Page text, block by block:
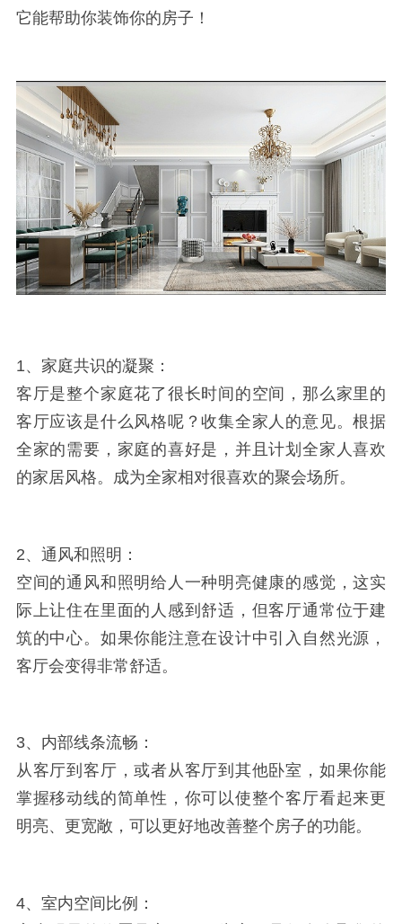
它能帮助你装饰你的房子！
1、家庭共识的凝聚：
客厅是整个家庭花了很长时间的空间，那么家里的
客厅应该是什么风格呢？收集全家人的意见。根据
全家的需要，家庭的喜好是，并且计划全家人喜欢
的家居风格。成为全家相对很喜欢的聚会场所。
2、通风和照明：
空间的通风和照明给人一种明亮健康的感觉，这实
际上让住在里面的人感到舒适，但客厅通常位于建
筑的中心。如果你能注意在设计中引入自然光源，
客厅会变得非常舒适。
3、内部线条流畅：
从客厅到客厅，或者从客厅到其他卧室，如果你能
掌握移动线的简单性，你可以使整个客厅看起来更
明亮、更宽敞，可以更好地改善整个房子的功能。
4、室内空间比例：